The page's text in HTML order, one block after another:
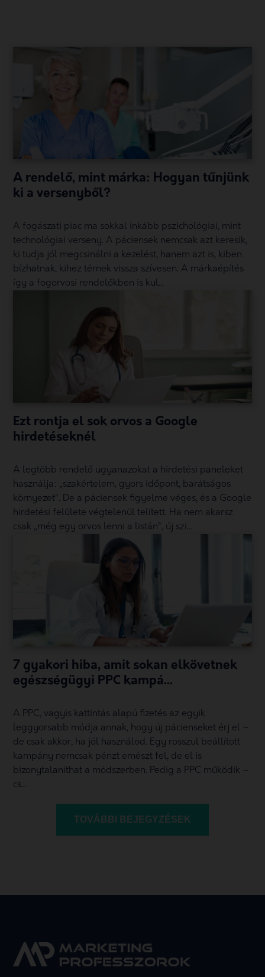
A rendelő, mint márka: Hogyan tűnjünk
ki a versenyből?
A fogászati piac ma sokkal inkább pszichológiai, mint
technológiai verseny. A páciensek nemcsak azt keresik,
ki tudja jól megcsinálni a kezelést, hanem azt is, kiben
bízhatnak, kihez térnek vissza szívesen. A márkaépítés
így a fogorvosi rendelőkben is kul...
Ezt rontja el sok orvos a Google
hirdetéseknél
A legtöbb rendelő ugyanazokat a hirdetési paneleket
használja: „szakértelem, gyors időpont, barátságos
környezet”. De a páciensek figyelme véges, és a Google
hirdetési felülete végtelenül telített. Ha nem akarsz
csak „még egy orvos lenni a listán”, új szi...
7 gyakori hiba, amit sokan elkövetnek
egészségügyi PPC kampá...
A PPC, vagyis kattintás alapú fizetés az egyik
leggyorsabb módja annak, hogy új pácienseket érj el –
de csak akkor, ha jól használod. Egy rosszul beállított
kampány nemcsak pénzt emészt fel, de el is
bizonytalaníthat a módszerben. Pedig a PPC működik –
cs...
TOVÁBBI BEJEGYZÉSEK